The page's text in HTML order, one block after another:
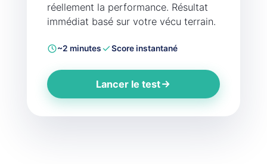
réellement la performance. Résultat
immédiat basé sur votre vécu terrain.
~2 minutes Score instantané
Lancer le test